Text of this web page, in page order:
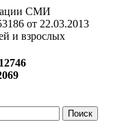
СМИ
от 22.03.2013
и взрослых
12746